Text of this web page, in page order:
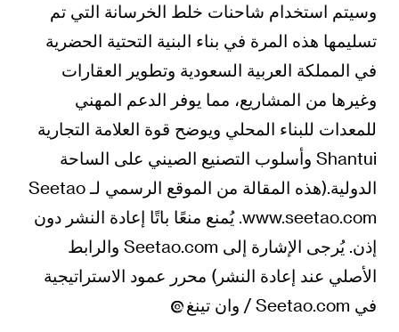
وسيتم استخدام شاحنات خلط الخرسانة التي تم
تسليمها هذه المرة في بناء البنية التحتية الحضرية
في المملكة العربية السعودية وتطوير العقارات
وغيرها من المشاريع، مما يوفر الدعم المهني
للمعدات للبناء المحلي ويوضح قوة العلامة التجارية
Shantui وأسلوب التصنيع الصيني على الساحة
الدولية.(هذه المقالة من الموقع الرسمي لـ Seetao
www.seetao.com. يُمنع منعًا باتًا إعادة النشر دون
إذن. يُرجى الإشارة إلى Seetao.com والرابط
الأصلي عند إعادة النشر) محرر عمود الاستراتيجية
في Seetao.com / وان تينغ